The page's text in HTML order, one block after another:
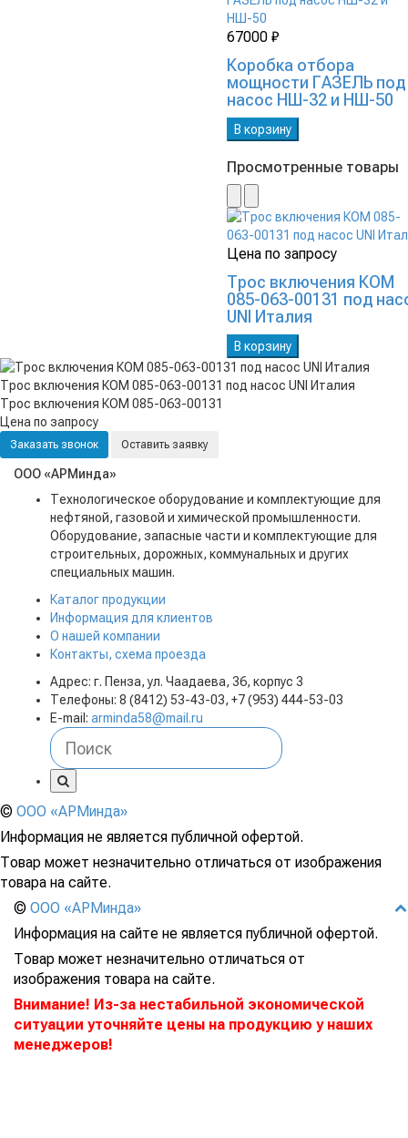
67000 ₽
Коробка отбора
мощности ГАЗЕЛЬ под
насос НШ-32 и НШ-50
В корзину
Просмотренные товары
Цена по запросу
Трос включения КОМ
085-063-00131 под
UNI Италия
В корзину
Трос включения КОМ 085-063-00131 под насос UNI Италия
Трос включения КОМ 085-063-00131
Цена по запросу
Заказать звонок Оставить заявку
ООО «АРМинда»
Технологическое оборудование и комплектующие для
нефтяной, газовой и химической промышленности.
Оборудование, запасные части и комплектующие для
строительных, дорожных, коммунальных и других
специальных машин.
Каталог продукции
Информация для клиентов
О нашей компании
Контакты, схема проезда
Адрес: г. Пенза, ул. Чаадаева, 36, корпус 3
Телефоны: 8 (8412) 53-43-03, +7 (953) 444-53-03
E-mail: arminda58@mail.ru
© ООО «АРМинда»
Информация не является публичной офертой.
Товар может незначительно отличаться от изображения
товара на сайте.
© ООО «АРМинда»
Информация на сайте не является публичной офертой.
Товар может незначительно отличаться от
изображения товара на сайте.
Внимание! Из-за нестабильной экономической
ситуации уточняйте цены на продукцию у наших
менеджеров!